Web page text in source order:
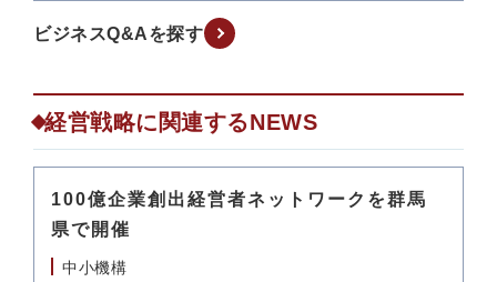
ビジネスQ&Aを探す
経営戦略に関連するNEWS
100億企業創出経営者ネットワークを群馬
県で開催
中小機構